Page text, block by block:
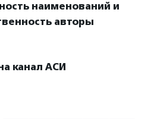
наименований и
авторы
канал АСИ